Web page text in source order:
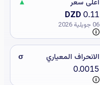
أعلى سعر ▲
0.11
DZD
06 جويلية 2026
الانحراف المعياري σ
0.0015